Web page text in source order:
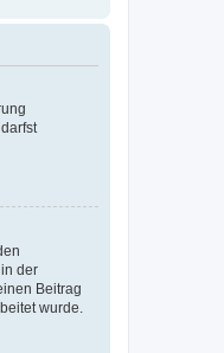
der
Beitrag
wurde.